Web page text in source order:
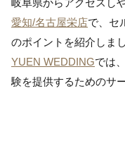
岐阜県からアクセスし
愛知/名古屋栄店で、セ
のポイントを紹介しまし
YUEN WEDDINGでは
験を提供するためのサ